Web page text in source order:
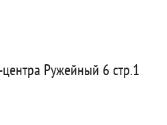
Ружейный 6 стр.1